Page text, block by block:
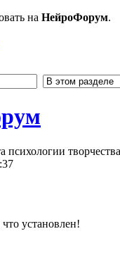
на НейроФорум.
установлен!